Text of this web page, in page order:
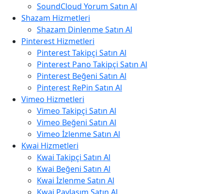
SoundCloud Yorum Satın Al
Shazam Hizmetleri
Shazam Dinlenme Satın Al
Pinterest Hizmetleri
Pinterest Takipçi Satın Al
Pinterest Pano Takipçi Satın Al
Pinterest Beğeni Satın Al
Pinterest RePin Satın Al
Vimeo Hizmetleri
Vimeo Takipçi Satın Al
Vimeo Beğeni Satın Al
Vimeo İzlenme Satın Al
Kwai Hizmetleri
Kwai Takipçi Satın Al
Kwai Beğeni Satın Al
Kwai İzlenme Satın Al